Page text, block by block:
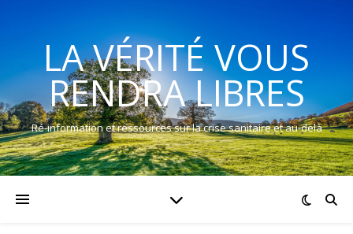
LA VÉRITÉ VOUS
RENDRA LIBRES
Ré-information et ressources sur la crise sanitaire et au-delà